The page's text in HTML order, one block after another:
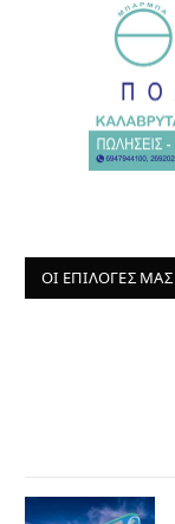
ΟΙ ΕΠΙΛΟΓΈΣ ΜΑΣ